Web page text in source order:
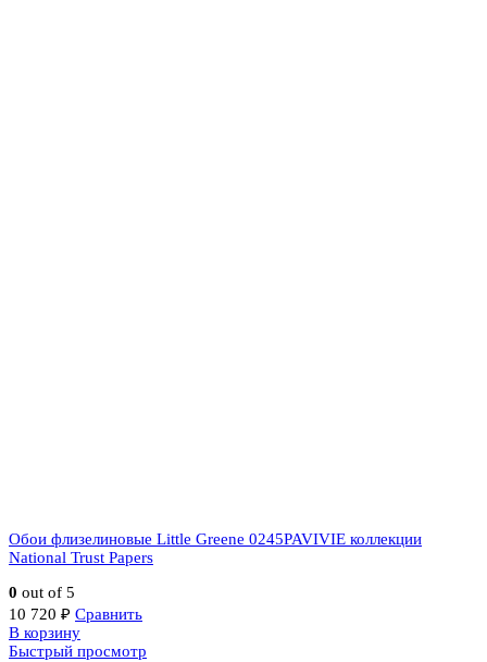
Обои флизелиновые Little Greene 0245PAVIVIE коллекции
National Trust Papers
0 out of 5
10 720 ₽ Сравнить
В корзину
Быстрый просмотр